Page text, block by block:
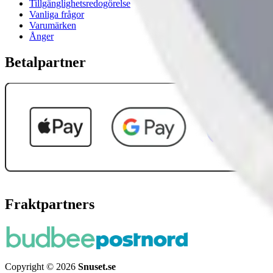
Tillgänglighetsredogörelse
Vanliga frågor
Varumärken
Ånger
Betalpartner
Fraktpartners
Copyright © 2026 Snuset.se